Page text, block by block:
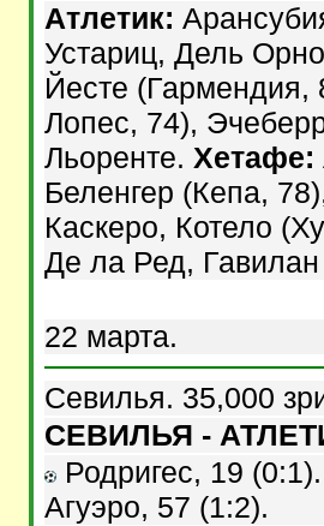
Атлетик:
Устариц, Дель
Йесте (Гармендия,
Лопес, 74),
Льоренте. Хетафе:
Беленгер (Кепа,
Каскеро, Котело
Де ла Ред,
22 марта.
Севилья. 35,000
СЕВИЛЬЯ -
Родригес, 19
Агуэро, 57 (1:2).